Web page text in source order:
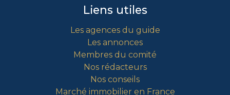
Liens utiles
Les agences du guide
Les annonces
Membres du comité
Nos rédacteurs
Nos conseils
Marché immobilier en France